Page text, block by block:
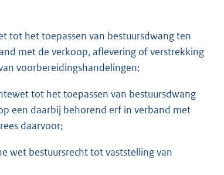
tot het toepassen van bestuursdwang ten
met de verkoop, aflevering of verstrekking
voorbereidingshandelingen;
tot het toepassen van bestuursdwang
een daarbij behorend erf in verband met
daarvoor;
wet bestuursrecht tot vaststelling van